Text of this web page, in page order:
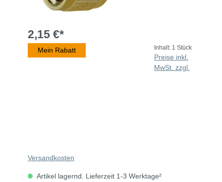
2,15 €*
Mein Rabatt Inhalt: 1 Stück
Preise inkl.
MwSt. zzgl.
Versandkosten
Artikel lagernd. Lieferzeit 1-3 Werktage²